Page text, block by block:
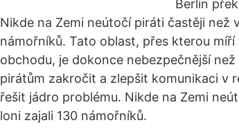
Berlin
Nikde na Zemi neútočí piráti častěji než
námořníků. Tato oblast, přes kterou
obchodu, je dokonce nebezpečnější
pirátům zakročit a zlepšit komunikaci v
řešit jádro problému. Nikde na Zemi
loni zajali 130 námořníků.